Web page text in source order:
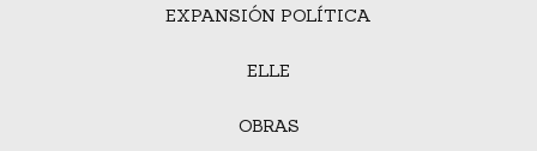
EXPANSIÓN POLÍTICA
ELLE
OBRAS